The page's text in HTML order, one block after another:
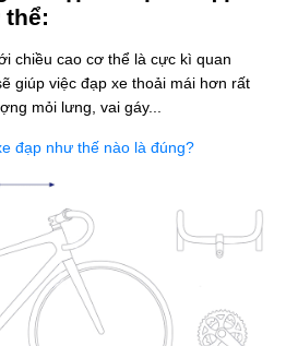
chiều cao cơ thể là cực kì quan
giúp việc đạp xe thoải mái hơn rất
mỏi lưng, vai gáy...
đạp như thế nào là đúng?